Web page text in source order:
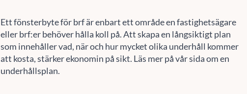
Ett fönsterbyte för brf är enbart ett område en fastighetsägare
eller brf:er behöver hålla koll på. Att skapa en långsiktigt plan
som innehåller vad, när och hur mycket olika underhåll kommer
att kosta, stärker ekonomin på sikt. Läs mer på vår sida om en
underhållsplan.